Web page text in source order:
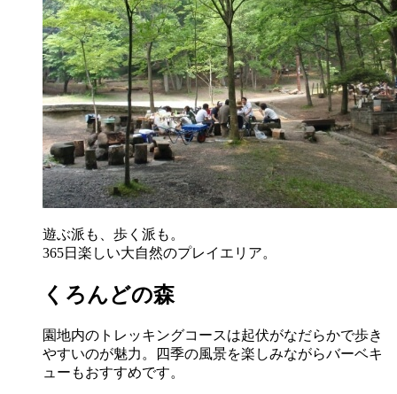
遊ぶ派も、歩く派も。
365日楽しい大自然のプレイエリア。
くろんどの森
園地内のトレッキングコースは起伏がなだらかで歩き
やすいのが魅力。四季の風景を楽しみながらバーベキ
ューもおすすめです。